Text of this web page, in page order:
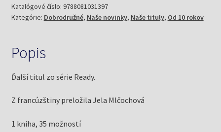
3:
Jules
M,
Guiot,
Katalógové číslo: 9788081031397
Kategórie: Dobrodružné, Naše novinky, Naše tituly, Od 10 rokov
Popis
Ďalší titul zo série Ready.
Z francúzštiny preložila Jela Mlčochová
1 kniha, 35 možností